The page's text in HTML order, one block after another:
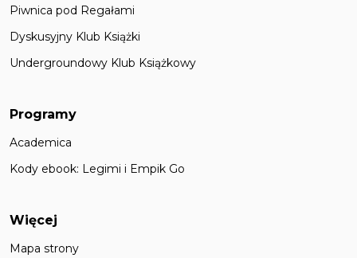
Piwnica pod Regałami
Dyskusyjny Klub Książki
Undergroundowy Klub Książkowy
Programy
Academica
Kody ebook: Legimi i Empik Go
Więcej
Mapa strony